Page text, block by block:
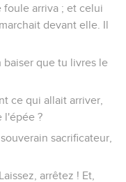
foule arriva ; et celui
devant elle. Il
baiser que tu livres le
ce qui allait arriver,
l'épée ?
sacrificateur,
arrêtez ! Et,